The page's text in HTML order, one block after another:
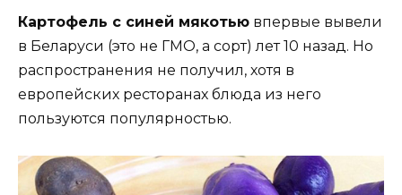
Картофель с синей мякотью впервые вывели
в Беларуси (это не ГМО, а сорт) лет 10 назад. Но
распространения не получил, хотя в
европейских ресторанах блюда из него
пользуются популярностью.